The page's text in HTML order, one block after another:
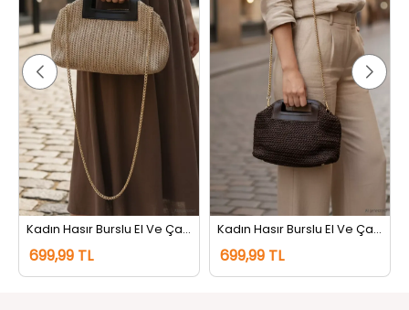
Kadın Hasır Burslu El Ve Çapraz Çanta Vizon
699,99 TL
Kadın Hasır Burslu El Ve Çapraz Çanta Kahve
699,99 TL